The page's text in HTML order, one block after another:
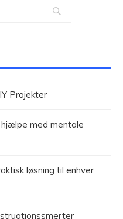
Projekter
med mentale
løsning til enhver